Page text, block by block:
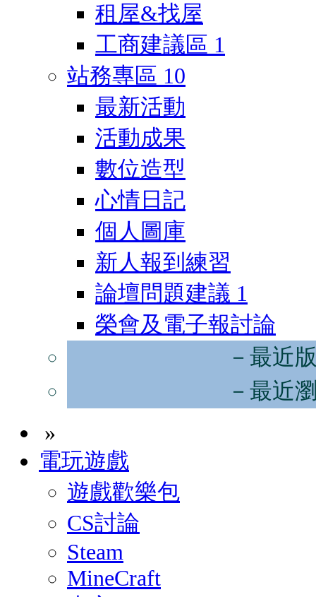
租屋&找屋
工商建議區 1
站務專區 10
最新活動
活動成果
數位造型
心情日記
個人圖庫
新人報到練習
論壇問題建議 1
榮會及電子報討論
－最近
－最近
»
電玩遊戲
遊戲歡樂包
CS討論
Steam
MineCraft